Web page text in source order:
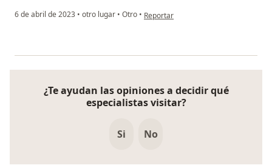
6 de abril de 2023 • otro lugar • Otro • en opinión del usuario Silvana
Reportar
¿Te ayudan las opiniones a decidir qué
especialistas visitar?
Si No